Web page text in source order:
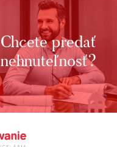
Chcete predať
nehnuteľnosť?